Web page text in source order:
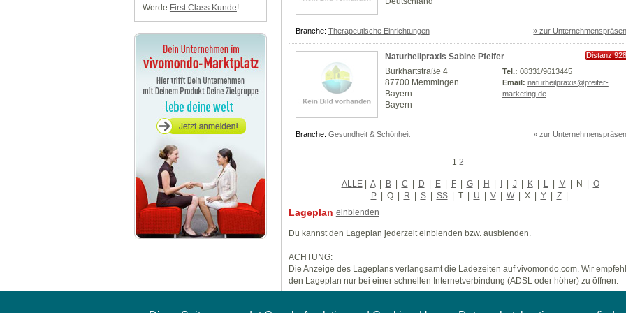
Werde First Class Kunde!
Branche: Therapeutische Einrichtungen » zur
Naturheilpraxis Sabine Pfeifer
Distanz
Burkhartstraße 4
87700 Memmingen
Bayern
Bayern
Tel.: 08331/9613445
Email: naturheilpraxis@pfeifer-
marketing.de
Branche: Gesundheit & Schönheit » zur
1 2
ALLE| A | B | C | D | E | F | G | H | I | J | K | L | M | N | O
P | Q | R | S | SS | T | U | V | W | X | Y | Z |
Lageplan einblenden
Du kannst den Lageplan jederzeit einblenden bzw. ausblenden.
ACHTUNG:
Die Anzeige des Lageplans verlangsamt die Ladezeiten auf vivomondo.com. Wir
den Lageplan nur bei einer schnellen Internetverbindung (ADSL oder höher) zu öffnen.